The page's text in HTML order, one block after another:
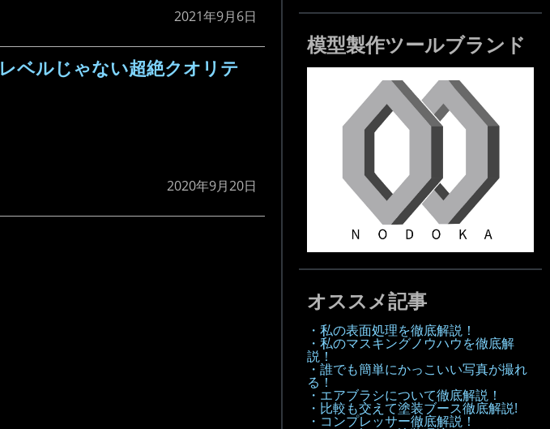
2021年9月6日
ベルじゃない超絶クオリテ
2020年9月20日
模型製作ツールブランド
オススメ記事
・私の表面処理を徹底解説！
・私のマスキングノウハウを徹底解
説！
・誰でも簡単にかっこいい写真が撮れ
る！
・エアブラシについて徹底解説！
・比較も交えて塗装ブース徹底解説!
・コンプレッサー徹底解説！